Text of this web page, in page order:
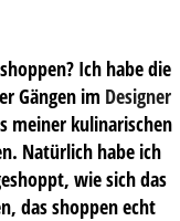
Ich habe die
Gängen im Designer
meiner kulinarischen
Natürlich habe ich
wie sich das
das shoppen echt